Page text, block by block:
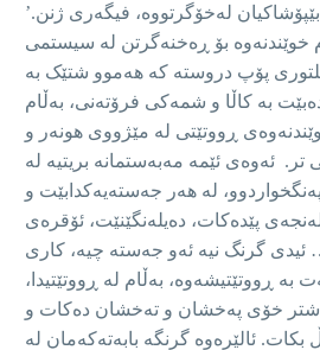
لەخۆگرتووە، فیگەری ژنن.’
خوێندنەوە بۆ ڕەخنەگرتن لە سیستمی
پۆپ دروستە کە هەموو شتێک بە
بە کاڵا و شمەکی فرۆتەنی، بەڵام
ڕووتێتی لە مێژووی هونەر و
تر. ئەوەی ئێمە مەبەستمانە بریتیە لە
لە هەر جەستەیەکدابێت و
پێدەکات، دەیلەنگێنێت، ئۆقرەی
ئیدی گرنگ نیە ئەو جەستە چیە، کاری
بە ڕووتێتیشەوە، بەڵام لە ڕووتێتیدا،
باشتر خۆی پەخشان و تەخشان دەکات و
بکات. ئالێرەوە گرنگە بابەتەکەمان لە